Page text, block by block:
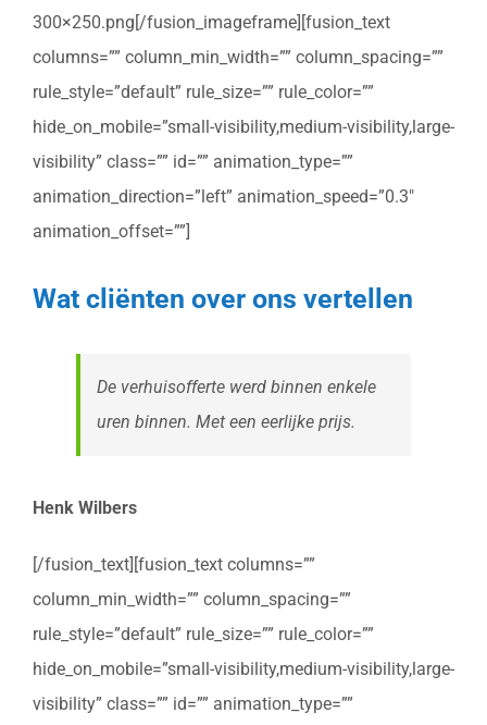
300×250.png[/fusion_imageframe][fusion_text
columns=”” column_min_width=”” column_spacing=””
rule_style=”default” rule_size=”” rule_color=””
hide_on_mobile=”small-visibility,medium-visibility,large-
visibility” class=”” id=”” animation_type=””
animation_direction=”left” animation_speed=”0.3″
animation_offset=””]
Wat cliënten over ons vertellen
De verhuisofferte werd binnen enkele
uren binnen. Met een eerlijke prijs.
Henk Wilbers
[/fusion_text][fusion_text columns=””
column_min_width=”” column_spacing=””
rule_style=”default” rule_size=”” rule_color=””
hide_on_mobile=”small-visibility,medium-visibility,large-
visibility” class=”” id=”” animation_type=””